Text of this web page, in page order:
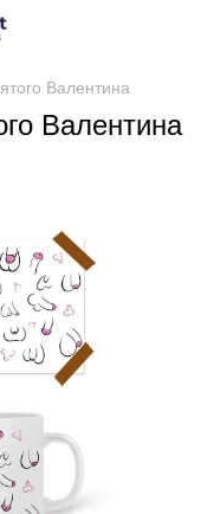
Валентина
Валентина